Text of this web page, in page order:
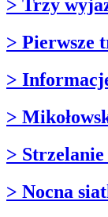
> Trzy
> Pierwsze
>
>
>
> Nocna